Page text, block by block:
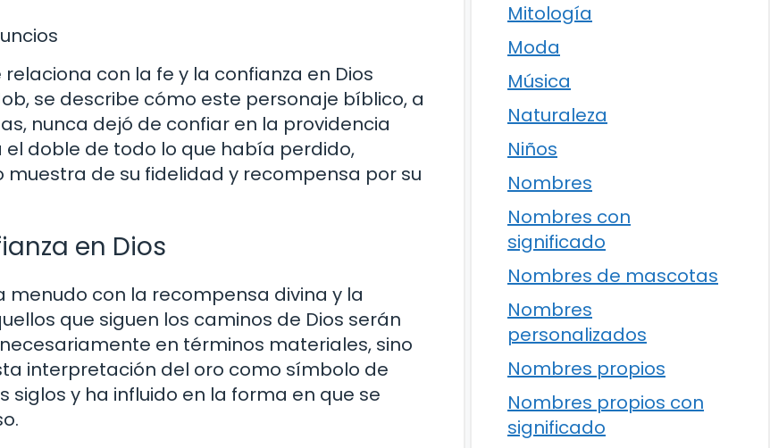
con la fe y la confianza en Dios
se describe cómo este personaje bíblico, a
nunca dejó de confiar en la providencia
el doble de todo lo que había perdido,
de su fidelidad y recompensa por su
en Dios
menudo con la recompensa divina y la
que siguen los caminos de Dios serán
en términos materiales, sino
interpretación del oro como símbolo de
y ha influido en la forma en que se
Mitología
Moda
Música
Naturaleza
Niños
Nombres
Nombres con
significado
Nombres de mascotas
Nombres
personalizados
Nombres propios
Nombres propios con
significado